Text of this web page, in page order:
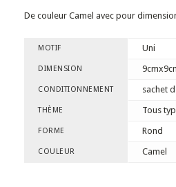
De couleur Camel avec pour
MOTIF Uni
DIMENSION
CONDITIONNEMENT sachet
THÈME Tous
FORME Rond
COULEUR Camel